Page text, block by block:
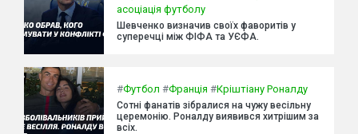
асоціація футболу
Шевченко визначив своїх фаворитів у
суперечці між ФІФА та УЄФА.
#Футбол #Франція #Кріштіану Роналду
Сотні фанатів зібралися на чужу весільну
церемонію. Роналду виявився хитрішим за
всіх.